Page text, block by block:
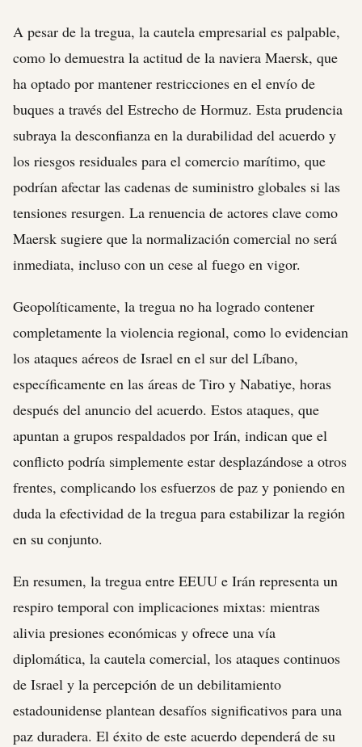
A pesar de la tregua, la cautela empresarial es palpable,
como lo demuestra la actitud de la naviera Maersk, que
ha optado por mantener restricciones en el envío de
buques a través del Estrecho de Hormuz. Esta prudencia
subraya la desconfianza en la durabilidad del acuerdo y
los riesgos residuales para el comercio marítimo, que
podrían afectar las cadenas de suministro globales si las
tensiones resurgen. La renuencia de actores clave como
Maersk sugiere que la normalización comercial no será
inmediata, incluso con un cese al fuego en vigor.
Geopolíticamente, la tregua no ha logrado contener
completamente la violencia regional, como lo evidencian
los ataques aéreos de Israel en el sur del Líbano,
específicamente en las áreas de Tiro y Nabatiye, horas
después del anuncio del acuerdo. Estos ataques, que
apuntan a grupos respaldados por Irán, indican que el
conflicto podría simplemente estar desplazándose a otros
frentes, complicando los esfuerzos de paz y poniendo en
duda la efectividad de la tregua para estabilizar la región
en su conjunto.
En resumen, la tregua entre EEUU e Irán representa un
respiro temporal con implicaciones mixtas: mientras
alivia presiones económicas y ofrece una vía
diplomática, la cautela comercial, los ataques continuos
de Israel y la percepción de un debilitamiento
estadounidense plantean desafíos significativos para una
paz duradera. El éxito de este acuerdo dependerá de su